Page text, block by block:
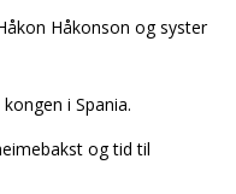
Håkonson og syster
i Spania.
og tid til